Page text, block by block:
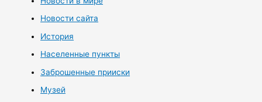
Новости сайта
История
Населенные пункты
Заброшенные прииски
Музей